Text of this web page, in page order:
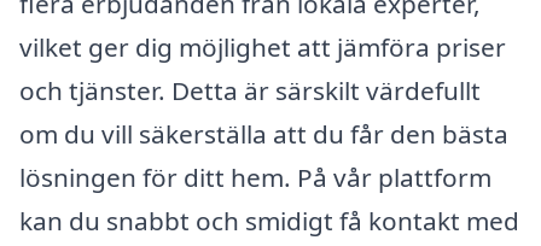
vilket ger dig möjlighet att jämföra priser
och tjänster. Detta är särskilt värdefullt
om du vill säkerställa att du får den bästa
lösningen för ditt hem. På vår plattform
kan du snabbt och smidigt få kontakt med